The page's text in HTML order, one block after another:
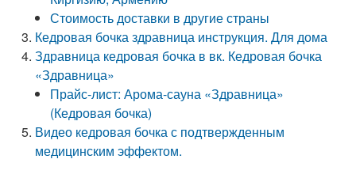
Стоимость доставки в другие страны
Кедровая бочка здравница инструкция. Для дома
Здравница кедровая бочка в вк. Кедровая бочка
«Здравница»
Прайс-лист: Арома-сауна «Здравница»
(Кедровая бочка)
Видео кедровая бочка с подтвержденным
медицинским эффектом.